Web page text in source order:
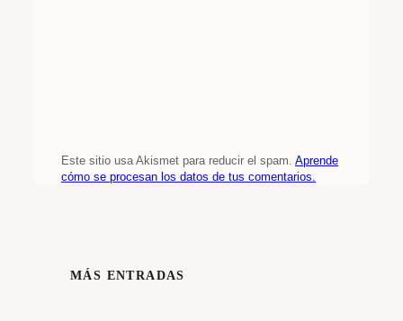
Este sitio usa Akismet para reducir el spam. Aprende
cómo se procesan los datos de tus comentarios.
MÁS ENTRADAS